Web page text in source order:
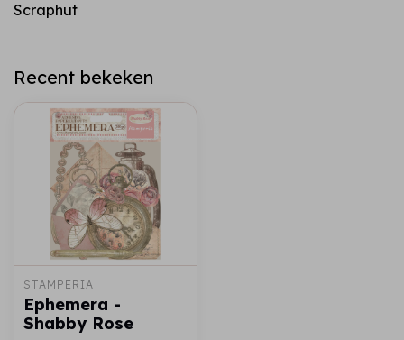
Scraphut
Recent bekeken
STAMPERIA
Ephemera -
Shabby Rose